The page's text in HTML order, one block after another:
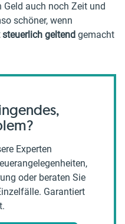
Geld auch noch Zeit und
schöner, wenn
geltend gemacht
Experten
oder beraten Sie
Garantiert